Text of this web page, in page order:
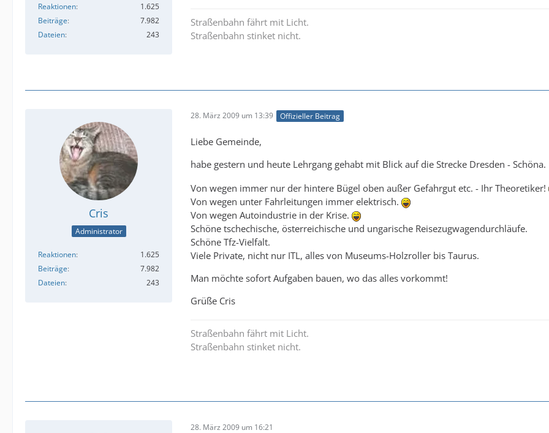
Reaktionen
1.625
Beiträge
7.982
Dateien
243
Straßenbahn fährt mit Licht.
Straßenbahn stinket nicht.
Cris
Administrator
Reaktionen
1.625
Beiträge
7.982
Dateien
243
28. März 2009 um 13:39 Offizieller Beitrag
Liebe Gemeinde,
habe gestern und heute Lehrgang gehabt mit Blick auf die Strecke Dresden -
Von wegen immer nur der hintere Bügel oben außer Gefahrgut etc. - Ihr Theoretiker!
Von wegen unter Fahrleitungen immer elektrisch.
Von wegen Autoindustrie in der Krise.
Schöne tschechische, österreichische und ungarische Reisezugwagendurchläufe.
Schöne Tfz-Vielfalt.
Viele Private, nicht nur ITL, alles von Museums-Holzroller bis Taurus.
Man möchte sofort Aufgaben bauen, wo das alles vorkommt!
Grüße Cris
Straßenbahn fährt mit Licht.
Straßenbahn stinket nicht.
28. März 2009 um 16:21